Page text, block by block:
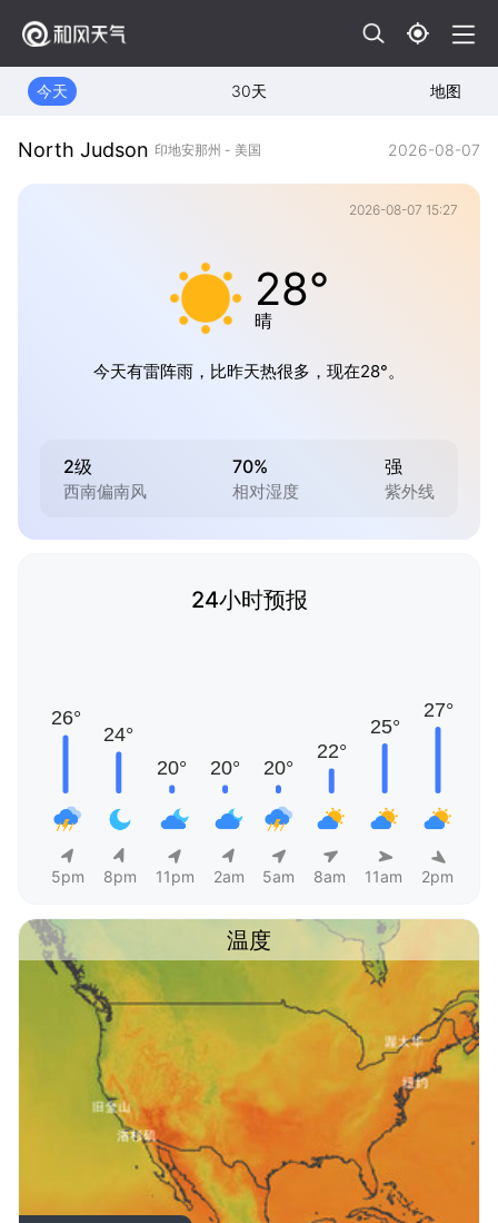
今天 30天 地图
North Judson 印地安那州 - 美国 2026-08-07
2026-08-07 15:27
28°
晴
今天有雷阵雨，比昨天热很多，现在28°。
2级
西南偏南风
70%
相对湿度
强
紫外线
24小时预报
5pm 8pm 11pm 2am 5am 8am 11am 2pm
温度